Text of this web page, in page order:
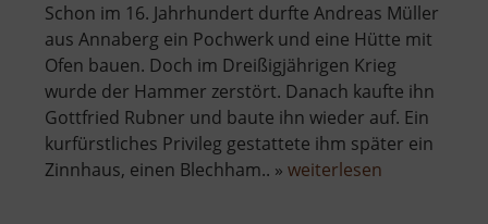
Schon im 16. Jahrhundert durfte Andreas Müller
aus Annaberg ein Pochwerk und eine Hütte mit
Ofen bauen. Doch im Dreißigjährigen Krieg
wurde der Hammer zerstört. Danach kaufte ihn
Gottfried Rubner und baute ihn wieder auf. Ein
kurfürstliches Privileg gestattete ihm später ein
Zinnhaus, einen Blechham.. » weiterlesen